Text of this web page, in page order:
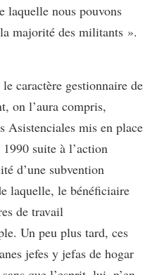
nous pouvons
majorité des militants ».
caractère gestionnaire de
on l’aura compris,
Asistenciales mis en place
suite à l’action
d’une subvention
laquelle, le bénéficiaire
de travail
Un peu plus tard, ces
jefes y jefas de hogar